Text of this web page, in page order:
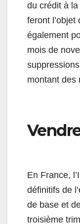
du crédit à
feront l’objet
également
mois de
montant des
En France,
définitifs de
de base et
troisième